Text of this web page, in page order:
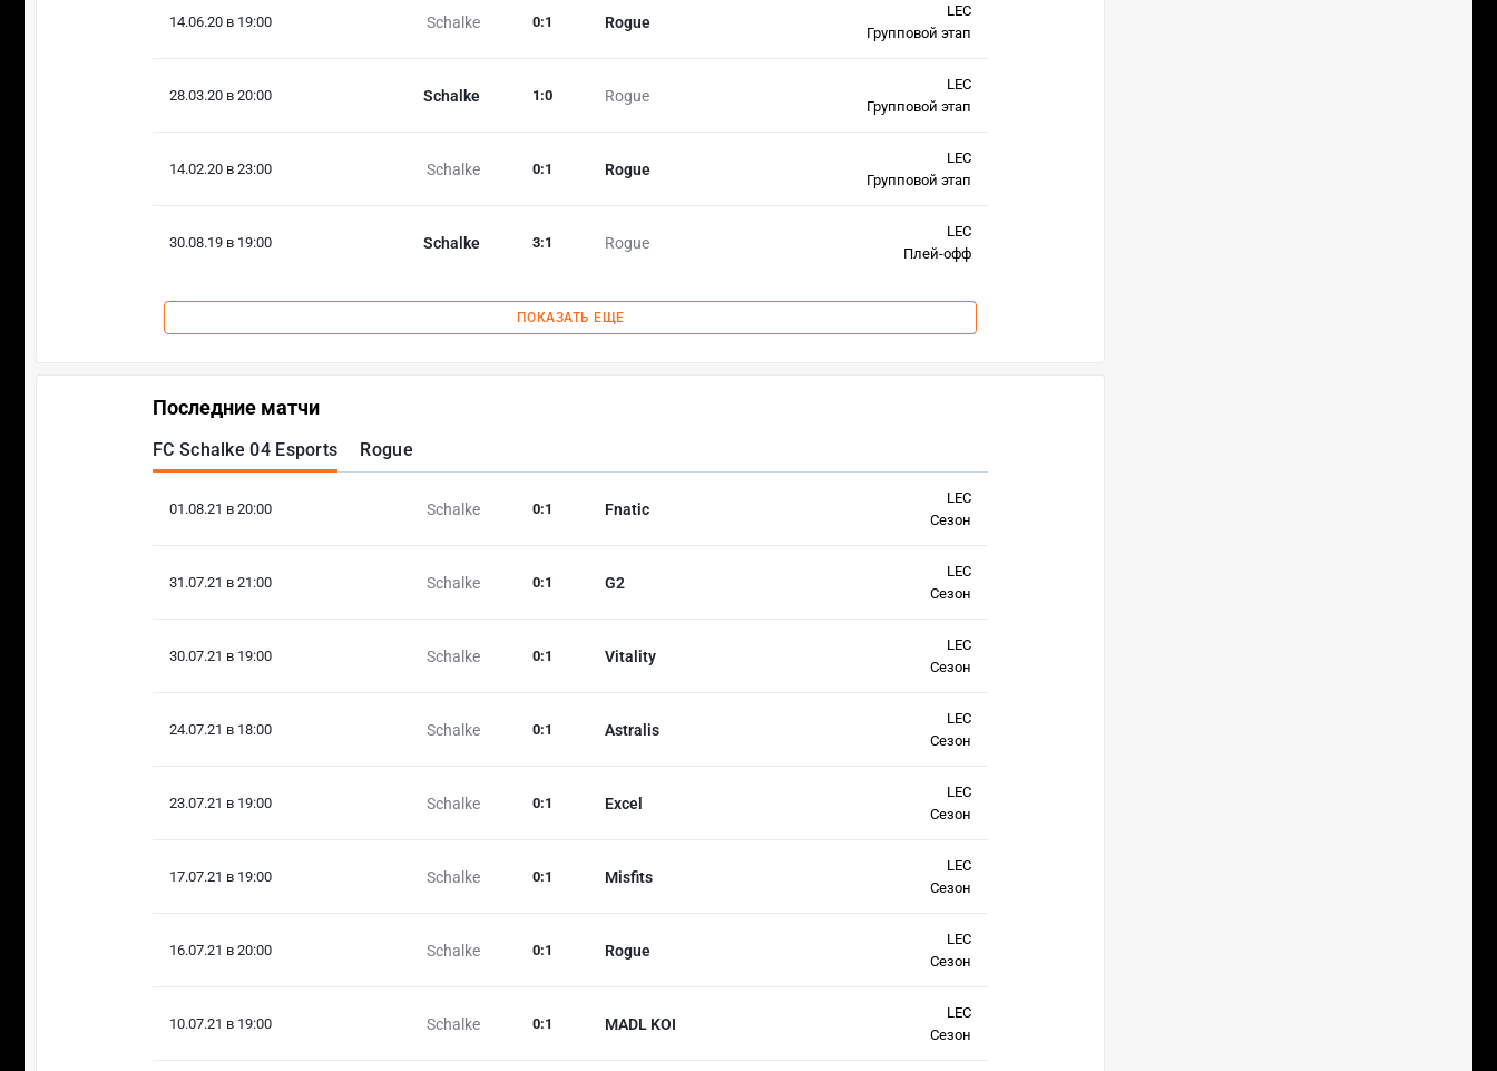
14.06.20 в 19:00 Schalke Rogue
0:1
LEC
Групповой этап
28.03.20 в 20:00 Schalke Rogue
1 :0
LEC
Групповой этап
14.02.20 в 23:00 Schalke Rogue
0:1
LEC
Групповой этап
30.08.19 в 19:00 Schalke Rogue
3:1
LEC
Плей-офф
ПОКАЗАТЬ ЕЩЕ
Последние матчи
FC Schalke 04 Esports Rogue
01.08.21 в 20:00 Schalke Fnatic
0:1
LEC
Сезон
31.07.21 в 21:00 Schalke G2
0:1
LEC
Сезон
30.07.21 в 19:00 Schalke Vitality
0:1
LEC
Сезон
24.07.21 в 18:00 Schalke Astralis
0:1
LEC
Сезон
23.07.21 в 19:00 Schalke Excel
0:1
LEC
Сезон
17.07.21 в 19:00 Schalke Misfits
0:1
LEC
Сезон
16.07.21 в 20:00 Schalke Rogue
0:1
LEC
Сезон
10.07.21 в 19:00 Schalke MADL KOI
0:1
LEC
Сезон